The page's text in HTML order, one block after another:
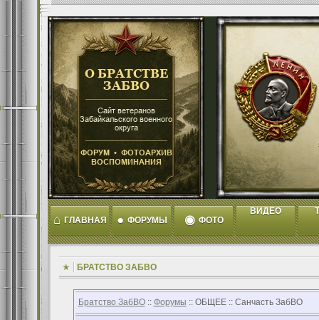
⌂ ГЛАВНАЯ ● ФОРУМЫ ◉ ФОТО
ВИДЕО
БРАТСТВО ЗАБВО
Братство ЗабВО:: Форумы :: ОБЩЕЕ :: Санчасть ЗабВО